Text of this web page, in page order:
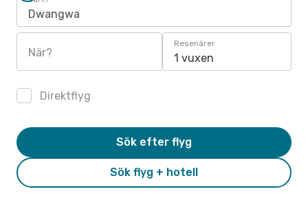
Dwangwa
När?
Resenärer
1 vuxen
Direktflyg
Sök flyg + hotell
Sök efter flyg